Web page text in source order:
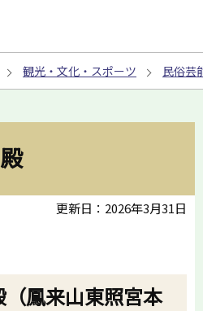
観光・文化・スポーツ 民俗芸
更新日：2026年3月31日
鳳来山東照宮本